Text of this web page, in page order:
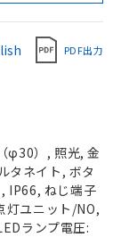
PDF出力
φ30）, 照光, 金
タネイト, ボタ
IP66, ねじ端子
灯ユニット/NO,
ランプ電圧: